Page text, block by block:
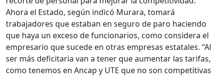
Ahora el Estado, según indicó Murara, tomará
trabajadores que estaban en seguro de paro haciendo
que haya un exceso de funcionarios, como considera el
empresario que sucede en otras empresas estatales. “Al
ser más deficitaria van a tener que aumentar las tarifas,
como tenemos en Ancap y UTE que no son competitivas